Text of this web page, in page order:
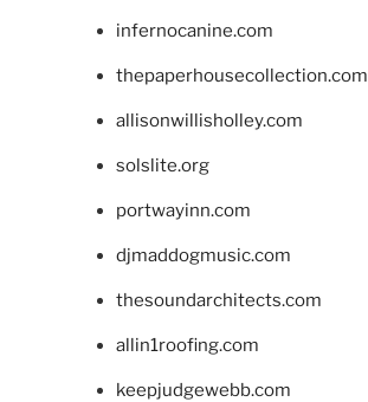
infernocanine.com
thepaperhousecollection.com
allisonwillisholley.com
solslite.org
portwayinn.com
djmaddogmusic.com
thesoundarchitects.com
allin1roofing.com
keepjudgewebb.com